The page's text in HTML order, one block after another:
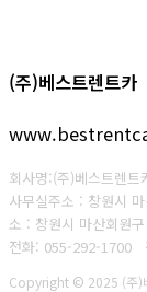
(주)베스트렌트카
회사명:(주)베스트렌
사무실주소 : 창원시
소 : 창원시 마산회원
전화: 055-292-1700
Copyright © 2025 (주)